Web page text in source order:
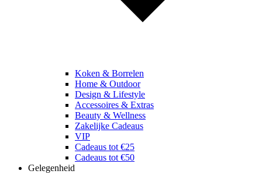
Koken & Borrelen
Home & Outdoor
Design & Lifestyle
Accessoires & Extras
Beauty & Wellness
Zakelijke Cadeaus
VIP
Cadeaus tot €25
Cadeaus tot €50
Gelegenheid